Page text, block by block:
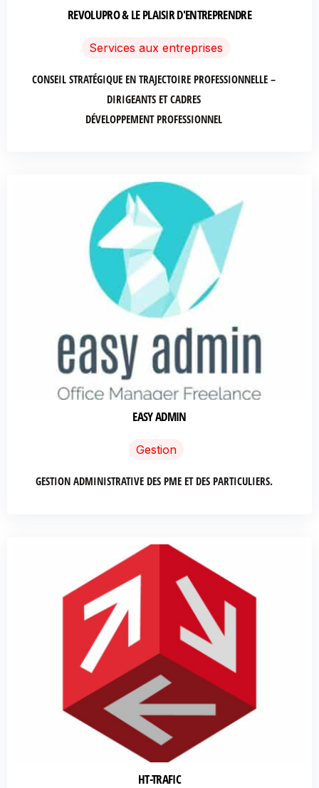
REVOLUPRO & LE PLAISIR D'ENTREPRENDRE
Services aux entreprises
CONSEIL STRATÉGIQUE EN TRAJECTOIRE PROFESSIONNELLE –
DIRIGEANTS ET CADRES
DÉVELOPPEMENT PROFESSIONNEL
EASY ADMIN
Gestion
GESTION ADMINISTRATIVE DES PME ET DES PARTICULIERS.
HT-TRAFIC